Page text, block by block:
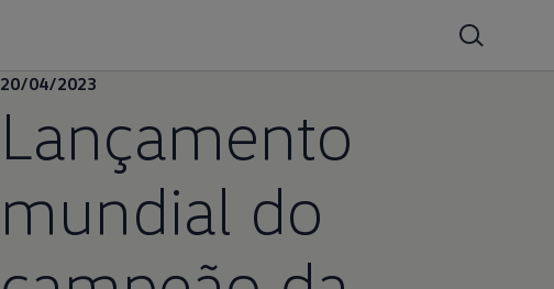
20/04/2023
Lançamento
mundial do